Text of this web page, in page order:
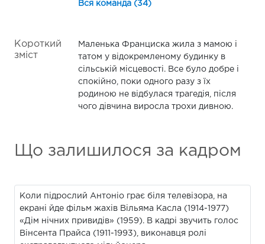
Вся команда (34)
Короткий
зміст
Маленька Франциска жила з мамою і
татом у відокремленому будинку в
сільській місцевості. Все було добре і
спокійно, поки одного разу з їх
родиною не відбулася трагедія, після
чого дівчина виросла трохи дивною.
Що залишилося за кадром
Коли підрослий Антоніо грає біля телевізора, на
екрані йде фільм жахів Вільяма Касла (1914-1977)
«Дім нічних привидів» (1959). В кадрі звучить голос
Вінсента Прайса (1911-1993), виконавця ролі